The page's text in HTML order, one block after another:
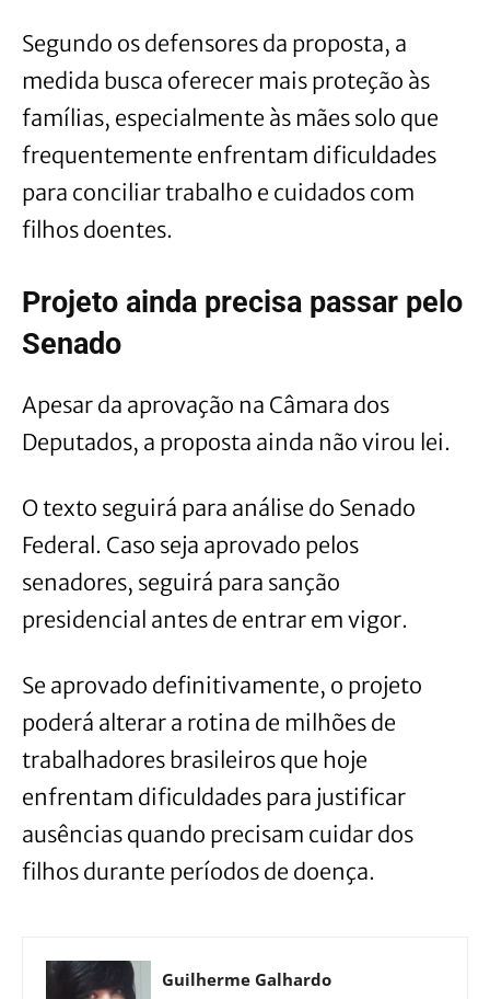
Segundo os defensores da proposta, a
medida busca oferecer mais proteção às
famílias, especialmente às mães solo que
frequentemente enfrentam dificuldades
para conciliar trabalho e cuidados com
filhos doentes.
Projeto ainda precisa passar pelo
Senado
Apesar da aprovação na Câmara dos
Deputados, a proposta ainda não virou lei.
O texto seguirá para análise do Senado
Federal. Caso seja aprovado pelos
senadores, seguirá para sanção
presidencial antes de entrar em vigor.
Se aprovado definitivamente, o projeto
poderá alterar a rotina de milhões de
trabalhadores brasileiros que hoje
enfrentam dificuldades para justificar
ausências quando precisam cuidar dos
filhos durante períodos de doença.
Guilherme Galhardo